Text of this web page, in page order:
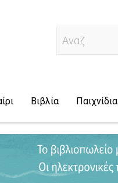
Αναζήτηση...
Βιβλία Παιχνίδια